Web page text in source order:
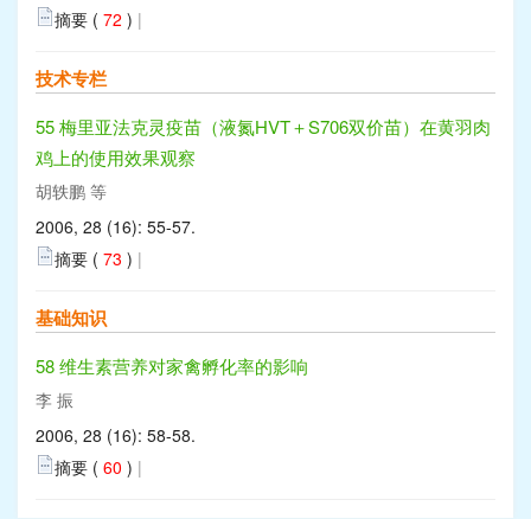
摘要 ( 72 ) |
技术专栏
55 梅里亚法克灵疫苗（液氮HVT＋S706双价苗）在黄羽肉
鸡上的使用效果观察
胡轶鹏 等
2006, 28 (16): 55-57.
摘要 ( 73 ) |
基础知识
58 维生素营养对家禽孵化率的影响
李 振
2006, 28 (16): 58-58.
摘要 ( 60 ) |